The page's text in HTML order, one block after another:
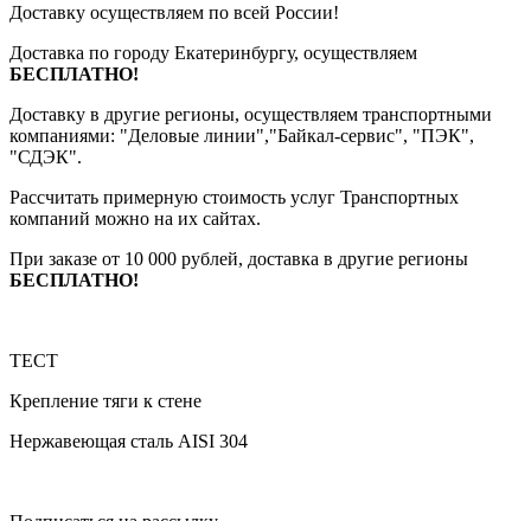
Доставку осуществляем по всей России!
Доставка по городу Екатеринбургу, осуществляем
БЕСПЛАТНО!
Доставку в другие регионы, осуществляем транспортными
компаниями: "Деловые линии","Байкал-сервис", "ПЭК",
"СДЭК".
Рассчитать примерную стоимость услуг Транспортных
компаний можно на их сайтах.
При заказе от 10 000 рублей, доставка в другие регионы
БЕСПЛАТНО!
ТЕСТ
Крепление тяги к стене
Нержавеющая сталь AISI 304